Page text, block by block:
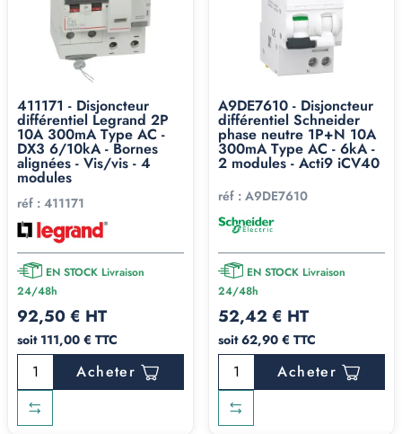
411171 - Disjoncteur
différentiel Legrand 2P
10A 300mA Type AC -
DX3 6/10kA - Bornes
alignées - Vis/vis - 4
modules
réf : 411171
EN STOCK Livraison
24/48h
92,50 € HT
soit 111,00 € TTC
Acheter
A9DE7610 - Disjoncteur
différentiel Schneider
phase neutre 1P+N 10A
300mA Type AC - 6kA -
2 modules - Acti9 iCV40
réf : A9DE7610
EN STOCK Livraison
24/48h
52,42 € HT
soit 62,90 € TTC
Acheter